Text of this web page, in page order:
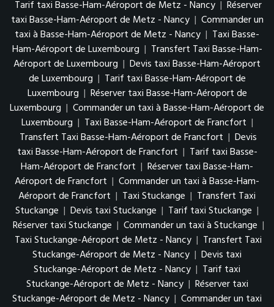
Tarif taxi Basse-Ham-Aéroport de Metz - Nancy | Réserver
taxi Basse-Ham-Aéroport de Metz - Nancy | Commander un
taxi à Basse-Ham-Aéroport de Metz - Nancy | Taxi Basse-
Ham-Aéroport de Luxembourg | Transfert Taxi Basse-Ham-
Aéroport de Luxembourg | Devis taxi Basse-Ham-Aéroport
de Luxembourg | Tarif taxi Basse-Ham-Aéroport de
Luxembourg | Réserver taxi Basse-Ham-Aéroport de
Luxembourg | Commander un taxi à Basse-Ham-Aéroport de
Luxembourg | Taxi Basse-Ham-Aéroport de Francfort |
Transfert Taxi Basse-Ham-Aéroport de Francfort | Devis
taxi Basse-Ham-Aéroport de Francfort | Tarif taxi Basse-
Ham-Aéroport de Francfort | Réserver taxi Basse-Ham-
Aéroport de Francfort | Commander un taxi à Basse-Ham-
Aéroport de Francfort | Taxi Stuckange | Transfert Taxi
Stuckange | Devis taxi Stuckange | Tarif taxi Stuckange |
Réserver taxi Stuckange | Commander un taxi à Stuckange |
Taxi Stuckange-Aéroport de Metz - Nancy | Transfert Taxi
Stuckange-Aéroport de Metz - Nancy | Devis taxi
Stuckange-Aéroport de Metz - Nancy | Tarif taxi
Stuckange-Aéroport de Metz - Nancy | Réserver taxi
Stuckange-Aéroport de Metz - Nancy | Commander un taxi